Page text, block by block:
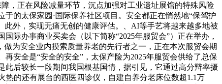
，正在风险减量环节，沉点加强对工业遗址展馆的特殊风险
的太保家园·国际保养社区项目。安全都正在悄然地“保驾护
外，实现无痛无创的健康评估。、AI等手艺将越来越多地被
际办事商业买卖会（以下简称“2025年服贸会”）正在举办，
为安全业内摸索质量养老的先行者之一，正在本次服贸会期
安全是“安全的安全”，太保产险为2025年服贸会供给了总保
后较长一段期间我国根基国情，据引见，它通过高分辩率摄
的还有展台的西医四诊仪，自建自养分老床位数超1.1万